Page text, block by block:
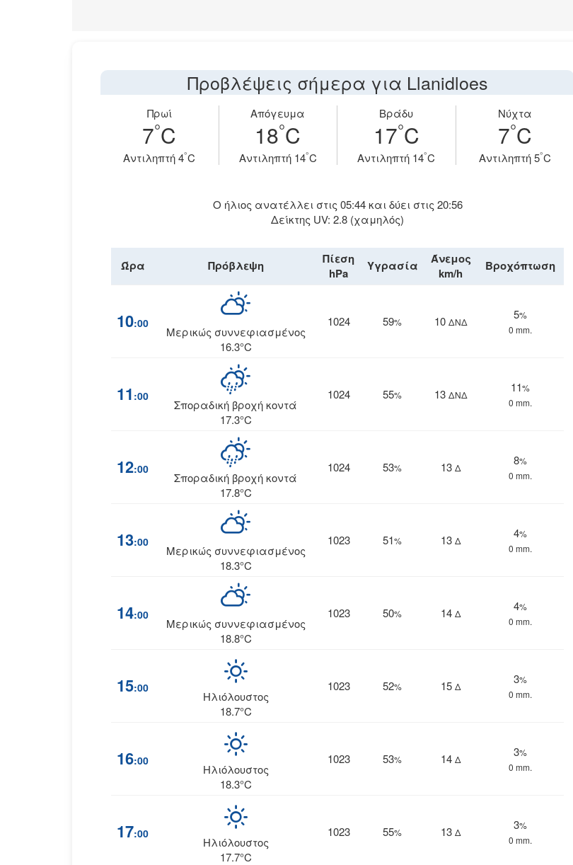
Προβλέψεις σήμερα για Llanidloes
Πρωί
7°C
Aντιληπτή 4°C
Απόγευμα
18°C
Aντιληπτή 14°C
Βράδυ
17°C
Aντιληπτή 14°C
Νύχτα
7°C
Aντιληπτή 5°C
Ο ήλιος ανατέλλει στις 05:44 και δύει στις 20:56
Δείκτης UV: 2.8 (χαμηλός)
Ώρα Πρόβλεψη
Πίεση
hPa
Υγρασία
Άνεμος
km/h
Βροχόπτωση
10:00
Μερικώς συννεφιασμένος
16.3°C
1024 59% 10 ΔΝΔ
5%
0 mm.
11 :00
Σποραδική βροχή κοντά
17.3°C
1024 55% 13 ΔΝΔ
11%
0 mm.
12:00
Σποραδική βροχή κοντά
17.8°C
1024 53% 13 Δ
8%
0 mm.
13:00
Μερικώς συννεφιασμένος
18.3°C
1023 51% 13 Δ
4%
0 mm.
14:00
Μερικώς συννεφιασμένος
18.8°C
1023 50% 14 Δ
4%
0 mm.
15:00
Ηλιόλουστος
18.7°C
1023 52% 15 Δ
3%
0 mm.
16:00
Ηλιόλουστος
18.3°C
1023 53% 14 Δ
3%
0 mm.
17:00
Ηλιόλουστος
17.7°C
1023 55% 13 Δ
3%
0 mm.